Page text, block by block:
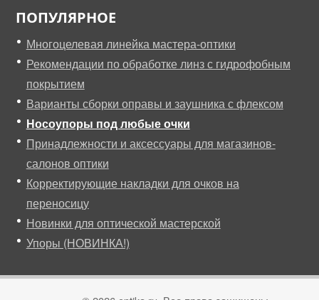
ПОПУЛЯРНОЕ
Многоцелевая линейка мастера-оптики
Рекомендации по обработке линз с гидрофобным
покрытием
Варианты сборки оправы и заушника с флексом
Носоупоры под любые очки
Принадлежности и аксессуары для магазинов-
салонов оптики
Корректирующие накладки для очков на
переносицу
Новинки для оптической мастерской
Упоры (НОВИНКА!)